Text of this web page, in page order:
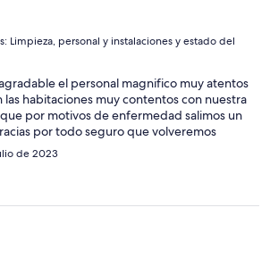
Limpieza, personal y instalaciones y estado del
el personal magnifico muy atentos
las habitaciones muy contentos con nuestra
por motivos de enfermedad salimos un
por todo seguro que volveremos
de 2023